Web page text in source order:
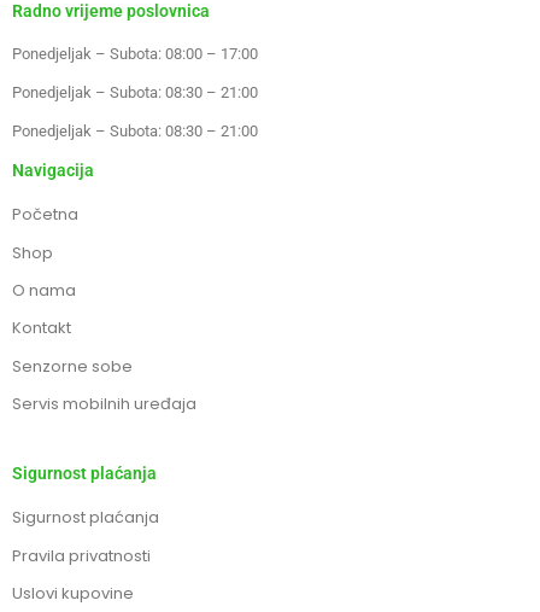
Radno vrijeme poslovnica
Ponedjeljak – Subota: 08:00 – 17:00
Ponedjeljak – Subota: 08:30 – 21:00
Ponedjeljak – Subota: 08:30 – 21:00
Navigacija
Početna
Shop
O nama
Kontakt
Senzorne sobe
Servis mobilnih uređaja
Sigurnost plaćanja
Sigurnost plaćanja
Pravila privatnosti
Uslovi kupovine